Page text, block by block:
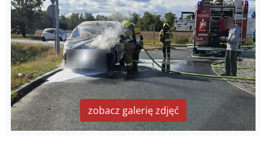
zobacz galerię zdjęć